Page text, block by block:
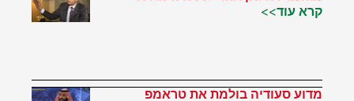
קרא עוד>>
מדוע סעודיה בולמת את טראמפ